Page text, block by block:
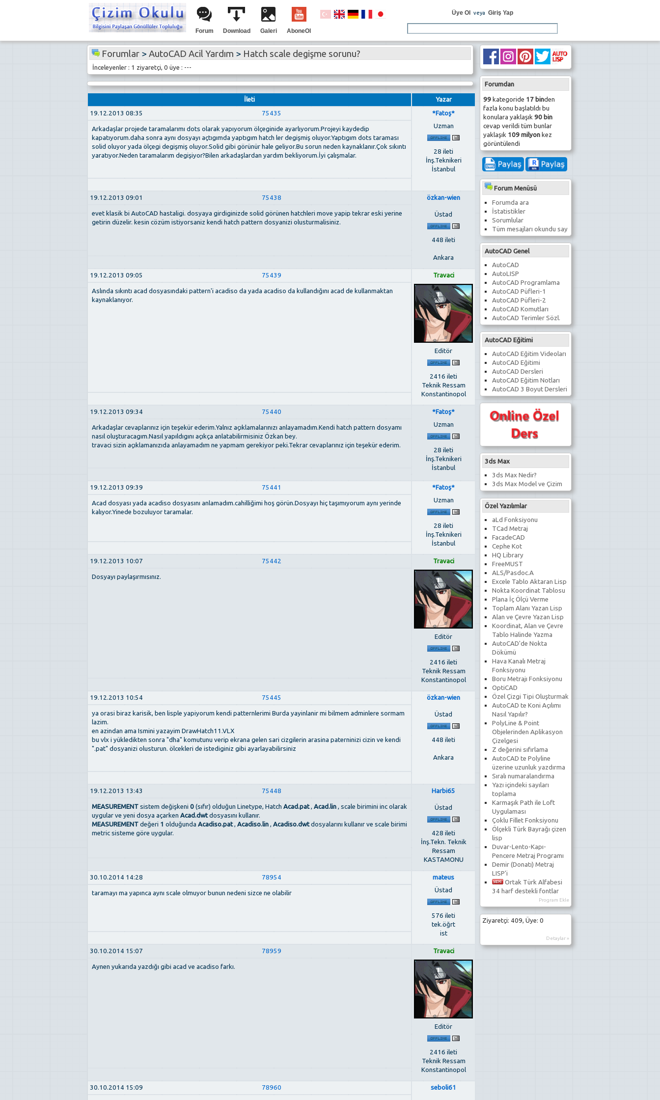
Forum Download Galeri AboneOl
Üye Ol veya Giriş Yap
Forumdan
99kategoride 17 binden
fazla konu başlatıldı bu
konulara yaklaşık 90 bin
cevap verildi tüm bunlar
yaklaşık 109 milyonkez
görüntülendi
Forum Menüsü
Forumda ara
İstatistikler
Sorumlular
Tüm mesajları okundu say
AutoCAD Genel
AutoCAD
AutoLISP
AutoCAD Programlama
AutoCAD Püfleri-1
AutoCAD Püfleri-2
AutoCAD Komutları
AutoCAD Terimler Sözl.
AutoCAD Eğitimi
AutoCAD Eğitim Videoları
AutoCAD Eğitimi
AutoCAD Dersleri
AutoCAD Eğitim Notları
AutoCAD 3 Boyut Dersleri
3ds Max
3ds Max Nedir?
3ds Max Model ve Çizim
Özel Yazılımlar
aLd Fonksiyonu
TCad Metraj
FacadeCAD
Cephe Kot
HQ Library
FreeMUST
ALS/Pasdoc.A
Excele Tablo Aktaran Lisp
Nokta Koordinat Tablosu
Plana İç Ölçü Verme
Toplam Alanı Yazan Lisp
Alan ve Çevre Yazan Lisp
Koordinat, Alan ve Çevre
Tablo Halinde Yazma
AutoCAD'de Nokta
Dökümü
Hava Kanalı Metraj
Fonksiyonu
Boru Metrajı Fonksiyonu
OptiCAD
Özel Çizgi Tipi Oluşturmak
AutoCAD te Koni Açılımı
Nasıl Yapılır?
PolyLine & Point
Objelerinden Aplikasyon
Çizelgesi
Z değerini sıfırlama
AutoCAD te Polyline
üzerine uzunluk yazdırma
Sıralı numaralandırma
Yazı içindeki sayıları
toplama
Karmaşık Path ile Loft
Uygulaması
Çoklu Fillet Fonksiyonu
Ölçekli Türk Bayrağı çizen
lisp
Duvar-Lento-Kapı-
Pencere Metraj Programı
Demir (Donatı) Metraj
LISP'i
Ortak Türk Alfabesi
34 harf destekli fontlar
Program Ekle
Ziyaretçi: 409, Üye: 0
Detaylar »
Forumlar> AutoCAD Acil Yardım > Hatch scale degişme sorunu?
İnceleyenler : 1 ziyaretçi, 0 üye : ---
İleti
Yazar
19.12.2013 08:35
75435
*Fatoş*
Uzman
28 ileti
İnş.Teknikeri
İstanbul
Arkadaşlar projede taramalarımı dots olarak yapıyorum ölçeginide ayarlıyorum.Projeyi kaydedip
kapatıyorum.daha sonra aynı dosyayı açtıgımda yaptıgım hatch ler degişmiş oluyor.Yaptıgım dots taraması
solid oluyor yada ölçegi degişmiş oluyor.Solid gibi görünür hale geliyor.Bu sorun neden kaynaklanır.Çok sıkıntı
yaratıyor.Neden taramalarım degişiyor?Bilen arkadaşlardan yardım bekliyorum.İyi çalışmalar.
19.12.2013 09:01 75438 özkan-wien
Üstad
448 ileti
Ankara
evet klasik bi AutoCAD hastaligi. dosyaya girdiginizde solid görünen hatchleri move yapip tekrar eski yerine
getirin düzelir. kesin cözüm istiyorsaniz kendi hatch pattern dosyanizi olusturmalisiniz.
19.12.2013 09:05 75439 Travaci
Editör
2416 ileti
Teknik Ressam
Konstantinopol
Aslında sıkıntı acad dosyasındaki pattern'i acadiso da yada acadiso da kullandığını acad de kullanmaktan
kaynaklanıyor.
19.12.2013 09:34 75440
*Fatoş*
Uzman
28 ileti
İnş.Teknikeri
İstanbul
Arkadaşlar cevaplarınız için teşekür ederim.Yalnız açıklamalarınızı anlayamadım.Kendi hatch pattern dosyamı
nasıl oluşturacagım.Nasıl yapıldıgını açıkça anlatabilirmisiniz Özkan bey.
travaci sizin açıklamanızıda anlayamadım ne yapmam gerekiyor peki.Tekrar cevaplarınız için teşekür ederim.
19.12.2013 09:39 75441
*Fatoş*
Uzman
28 ileti
İnş.Teknikeri
İstanbul
Acad dosyası yada acadiso dosyasını anlamadım.cahilliğimi hoş görün.Dosyayı hiç taşımıyorum aynı yerinde
kalıyor.Yinede bozuluyor taramalar.
19.12.2013 10:07 75442 Travaci
Editör
2416 ileti
Teknik Ressam
Konstantinopol
Dosyayı paylaşırmısınız.
19.12.2013 10:54 75445 özkan-wien
Üstad
448 ileti
Ankara
ya orasi biraz karisik, ben lisple yapiyorum kendi patternlerimi Burda yayinlanir mi bilmem adminlere sormam
lazim.
en azindan ama Ismini yazayim DrawHatch11.VLX
bu vlx i yükledikten sonra "dha" komutunu verip ekrana gelen sari cizgilerin arasina paterninizi cizin ve kendi
".pat" dosyanizi olusturun. ölcekleri de istediginiz gibi ayarlayabilirsiniz
19.12.2013 13:43 75448 Harbi65
Üstad
428 ileti
İnş.Tekn. Teknik
Ressam
KASTAMONU
MEASUREMENT sistem değişkeni 0 (sıfır) olduğun Linetype, Hatch Acad.pat, Acad.lin , scale birimini inc olarak
uygular ve yeni dosya açarken Acad.dwtdosyasını kullanır.
MEASUREMENT değeri 1 olduğunda Acadiso.pat, Acadiso.lin , Acadiso.dwtdosyalarını kullanır ve scale birimi
metric sisteme göre uygular.
30.10.2014 14:28 78954
mateus
Üstad
576 ileti
tek.öğrt
ist
taramayı ma yapınca aynı scale olmuyor bunun nedeni sizce ne olabilir
30.10.2014 15:07 78959 Travaci
Editör
2416 ileti
Teknik Ressam
Konstantinopol
Aynen yukarıda yazdığı gibi acad ve acadiso farkı.
30.10.2014 15:09 78960 seboli61